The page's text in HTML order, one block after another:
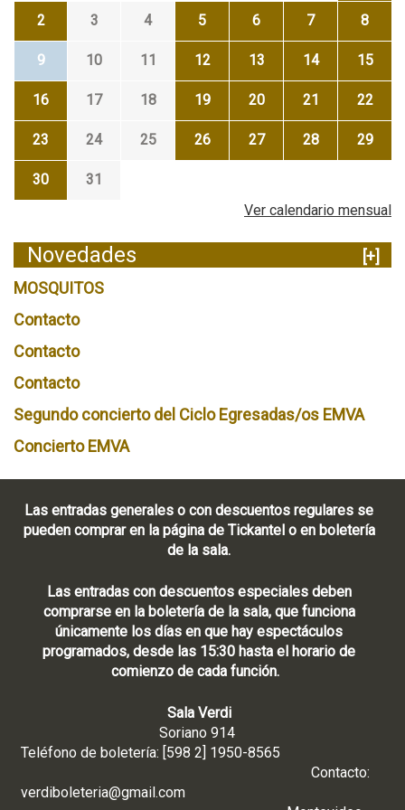
2 3 4 5 6 7 8
9 10 11 12 13 14 15
16 17 18 19 20 21 22
23 24 25 26 27 28 29
30
31
Ver calendario mensual
Novedades
[+]
MOSQUITOS
Contacto
Contacto
Contacto
Segundo concierto del Ciclo Egresadas/os EMVA
Concierto EMVA
Las entradas generales o con descuentos regulares se
pueden comprar en la página de Tickantel o en boletería
de la sala.
Las entradas con descuentos especiales deben
comprarse en la boletería de la sala, que funciona
únicamente los días en que hay espectáculos
programados, desde las 15:30 hasta el horario de
comienzo de cada función.
Sala Verdi
Soriano 914
Teléfono de boletería: [598 2] 1950-8565
Contacto:
verdiboleteria@gmail.com